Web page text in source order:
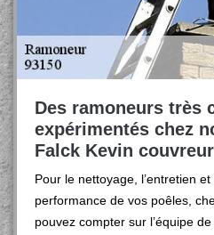
Des ramoneurs très
expérimentés chez
Falck Kevin
Pour le nettoyage, l’entretien et
performance de vos poêles,
pouvez compter sur l’équipe